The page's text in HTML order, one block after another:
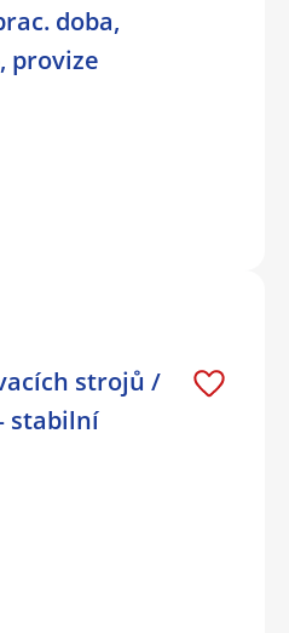
doba,
provize
strojů /
stabilní